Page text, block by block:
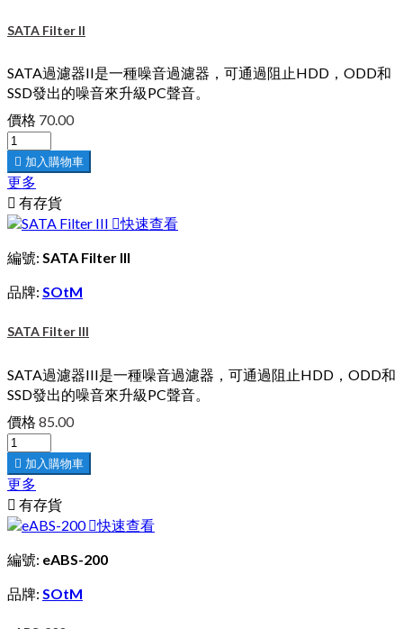
SATA Filter II
SATA過濾器II是一種噪音過濾器，可通過阻止HDD，ODD和
SSD發出的噪音來升級PC聲音。
價格 70.00
 加入購物車
更多
 有存貨
快速查看
編號: SATA Filter III
品牌: SOtM
SATA Filter III
SATA過濾器III是一種噪音過濾器，可通過阻止HDD，ODD和
SSD發出的噪音來升級PC聲音。
價格 85.00
 加入購物車
更多
 有存貨
快速查看
編號: eABS-200
品牌: SOtM